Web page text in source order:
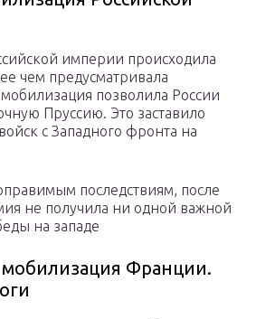
империи происходила
чем предусматривала
позволила России
Пруссию. Это заставило
с Западного фронта на
последствиям, после
не получила ни одной важной
на западе
Франции.